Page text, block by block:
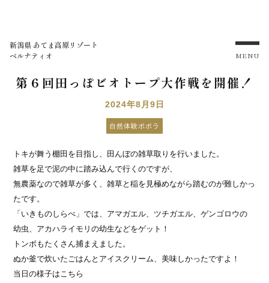
新潟県 あてま高原リゾート
ベルナティオ
MENU
第６回田っぽビオトープ大作戦を開催！
2024年8月9日
自然体験ポポラ
トキが舞う棚田を目指し、田んぼの雑草取りを行いました。
雑草を足で泥の中に踏み込んで行くのですが、
無農薬なので雑草が多く、雑草と稲を見極めながら踏むのが難しかっ
たです。
「いきものしらべ」では、アマガエル、ツチガエル、ゲンゴロウの
幼虫、アカハライモリの幼生などをゲット！
トンボもたくさん捕まえました。
ぬか釜で炊いたごはんとアイスクリーム、美味しかったですよ！
当日の様子はこちら